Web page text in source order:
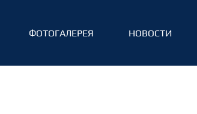
ФОТОГАЛЕРЕЯ НОВОСТИ